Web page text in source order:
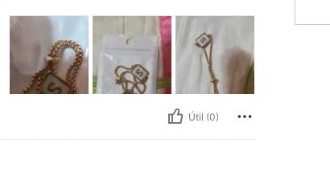
Útil (0)